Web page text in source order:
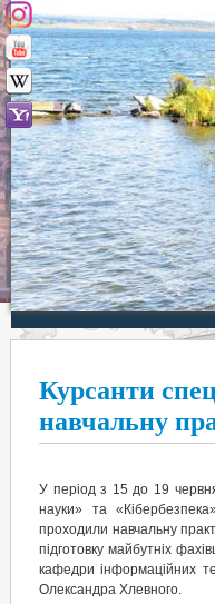
Курсанти
навчальну
У період з 15 до 19
науки» та
проходили навчальну
підготовку майбутніх
кафедри інформаційних
Олександра Хлевного.